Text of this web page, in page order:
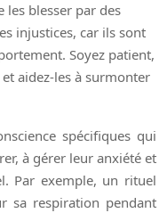
les blesser par des
injustices, car ils sont
Soyez patient,
aidez-les à surmonter
spécifiques qui
à gérer leur anxiété et
Par exemple, un rituel
sa respiration pendant